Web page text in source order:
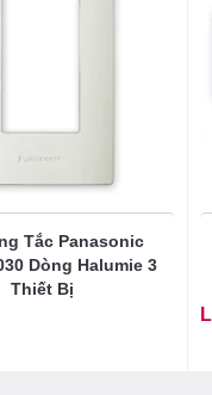
Tắc Panasonic
Dòng Halumie 3
Thiết Bị